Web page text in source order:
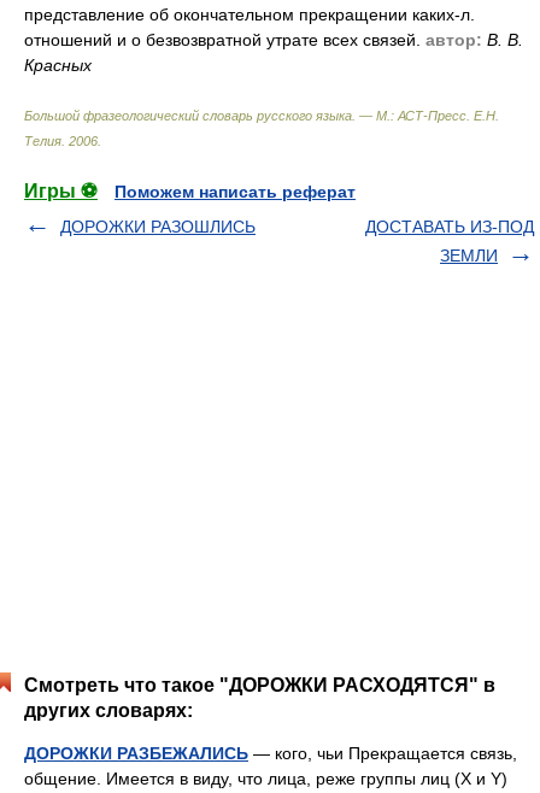
представление об окончательном прекращении каких-л.
отношений и о безвозвратной утрате всех связей. автор: В. В.
Красных
Большой фразеологический словарь русского языка. — М.: АСТ-Пресс Е.Н.
Телия 2006
Игры ⚽
Поможем написать реферат
ДОРОЖКИ РАЗОШЛИСЬ
ДОСТАВАТЬ ИЗ-ПОД
ЗЕМЛИ
Смотреть что такое "ДОРОЖКИ РАСХОДЯТСЯ" в
других словарях:
ДОРОЖКИ РАЗБЕЖАЛИСЬ — кого, чьи Прекращается связь,
общение. Имеется в виду, что лица, реже группы лиц (X и Y)